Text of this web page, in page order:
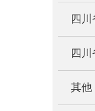
四
四
其他